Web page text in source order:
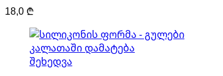
18,0 ₾
კალათაში დამატება
შეხედვა